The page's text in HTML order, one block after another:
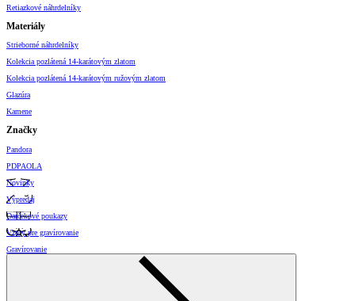
Retiazkové náhrdelníky
Materiály
Strieborné náhrdelníky
Kolekcia pozlátená 14-karátovým zlatom
Kolekcia pozlátená 14-karátovým ružovým zlatom
Glazúra
Kamene
Značky
Pandora
PDPAOLA
Novinky
Výpredaj
Darčekové poukazy
Vzory pre gravírovanie
Gravírovanie